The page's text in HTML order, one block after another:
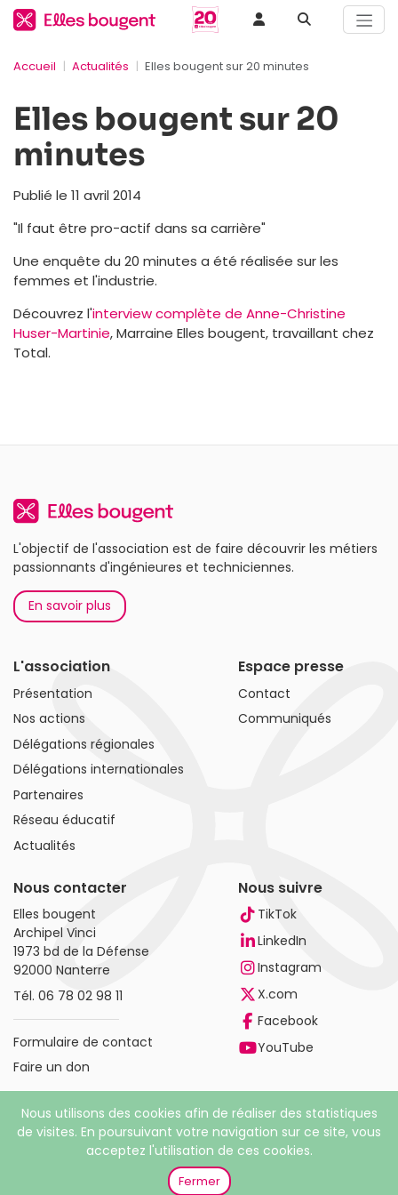
Accueil Actualités Elles bougent sur 20 minutes
Elles bougent sur 20
minutes
Publié le 11 avril 2014
"Il faut être pro-actif dans sa carrière"
Une enquête du 20 minutes a été réalisée sur les
femmes et l'industrie.
Découvrez l'interview complète de Anne-Christine
Huser-Martinie, Marraine Elles bougent, travaillant chez
Total.
L'objectif de l'association est de faire découvrir les métiers
passionnants d'ingénieures et techniciennes.
En savoir plus
L'association
Présentation
Nos actions
Délégations régionales
Délégations internationales
Partenaires
Réseau éducatif
Actualités
Espace presse
Contact
Communiqués
Nous contacter
Elles bougent
Archipel Vinci
1973 bd de la Défense
92000 Nanterre
Tél. 06 78 02 98 11
Formulaire de contact
Faire un don
Nous suivre
TikTok
LinkedIn
Instagram
X.com
Facebook
YouTube
© 2026 Elles bougent. Tous droits réservés |Mentions
Politique de confidentialité
Nous utilisons des cookies afin de réaliser des statistiques
de visites. En poursuivant votre navigation sur ce site, vous
acceptez l'utilisation de ces cookies.
Fermer